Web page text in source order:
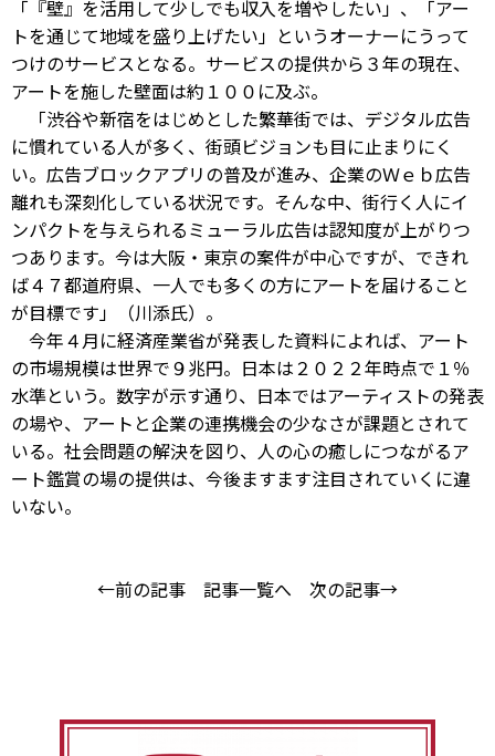
「『壁』を活用して少しでも収入を増やしたい」、「アー
トを通じて地域を盛り上げたい」というオーナーにうって
つけのサービスとなる。サービスの提供から３年の現在、
アートを施した壁面は約１００に及ぶ。
「渋谷や新宿をはじめとした繁華街では、デジタル広告
に慣れている人が多く、街頭ビジョンも目に止まりにく
い。広告ブロックアプリの普及が進み、企業のＷｅｂ広告
離れも深刻化している状況です。そんな中、街行く人にイ
ンパクトを与えられるミューラル広告は認知度が上がりつ
つあります。今は大阪・東京の案件が中心ですが、できれ
ば４７都道府県、一人でも多くの方にアートを届けること
が目標です」（川添氏）。
今年４月に経済産業省が発表した資料によれば、アート
の市場規模は世界で９兆円。日本は２０２２年時点で１％
水準という。数字が示す通り、日本ではアーティストの発表
の場や、アートと企業の連携機会の少なさが課題とされて
いる。社会問題の解決を図り、人の心の癒しにつながるア
ート鑑賞の場の提供は、今後ますます注目されていくに違
いない。
←前の記事 記事一覧へ 次の記事→